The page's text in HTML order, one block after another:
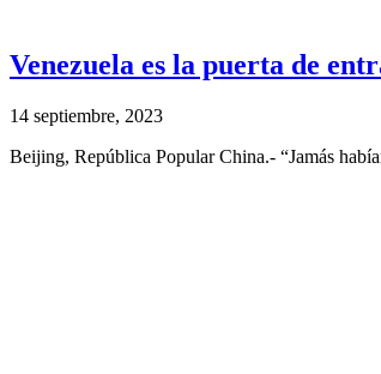
Venezuela es la puerta de
14 septiembre, 2023
Beijing, República Popular China.- “Jamás